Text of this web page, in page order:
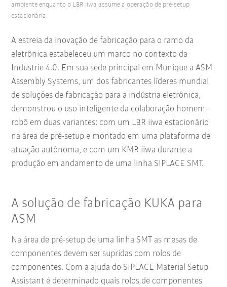
A estreia da inovação de fabricação para o ramo da
eletrônica estabeleceu um marco no contexto da
Industrie 4.0. Em sua sede principal em Munique a ASM
Assembly Systems, um dos fabricantes líderes mundial
de soluções de fabricação para a indústria eletrônica,
demonstrou o uso inteligente da colaboração homem-
robô em duas variantes: com um LBR iiwa estacionário
na área de pré-setup e montado em uma plataforma de
atuação autônoma, e com um KMR iiwa durante a
produção em andamento de uma linha SIPLACE SMT.
ambiente enquanto o LBR iiwa assume a operação de pré-setup
estacionária.
A solução de fabricação KUKA para
ASM
Na área de pré-setup de uma linha SMT as mesas de
componentes devem ser supridas com rolos de
componentes. Com a ajuda do SIPLACE Material Setup
Assistant é determinado quais rolos de componentes